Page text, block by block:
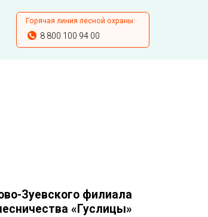
Горячая линия лесной охраны:
8 800 100 94 00
Зуевского филиала
«Гуслицы»